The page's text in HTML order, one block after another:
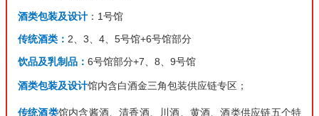
酒类包装及设计 ：1号馆
传统酒类： 2、3、4、5号馆+6号馆部分
饮品及乳制品： 6号馆部分+7、8、9号馆
酒类包装及设计馆内含白酒金三角包装供应链专区；
传统酒类馆内含酱酒、清香酒、川酒、黄酒、酒类供应链五个特